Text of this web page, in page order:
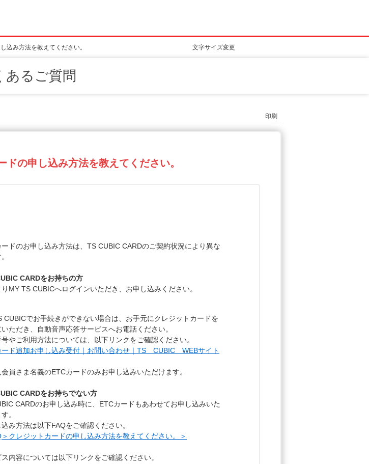
文字サイズ変更
込み方法を教えてください。
あるご質問
印刷
ドの申し込み方法を教えてください。
ードのお申し込み方法は、TS CUBIC CARDのご契約状況により異な
CARDをお持ちの方
りMY TS CUBICへログインいただき、お申し込みください。
CUBICでお手続きができない場合は、お手元にクレジットカードを
いただき、自動音声応答サービスへお電話ください。
やご利用方法については、以下リンクをご確認ください。
ード追加お申し込み受付｜お問い合わせ｜TS CUBIC WEBサイト
員さま名義のETCカードのみお申し込みいただけます。
CARDをお持ちでない方
CARDのお申し込み時に、ETCカードもあわせてお申し込みいた
。
み方法は以下FAQをご確認ください。
＞クレジットカードの申し込み方法を教えてください。＞
内容については以下リンクをご確認ください。